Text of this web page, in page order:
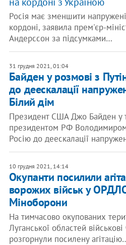
Росія має зменшити
кордоні, заявила прем'єр-
Андерссон за підсумками…
31 грудня 2021, 01:04
Байден у розмові з
до деескалації
Білий дім
Президент США Джо Байден у
президентом РФ
Росію до деескалації
10 грудня 2021, 14:14
Окупанти посилили
ворожих військ у
Міноборони
На тимчасово окупованих
Луганської областей
розгорнули посилену